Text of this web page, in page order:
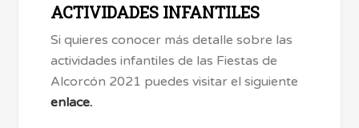
ACTIVIDADES INFANTILES
Si quieres conocer más detalle sobre las
actividades infantiles de las Fiestas de
Alcorcón 2021 puedes visitar el siguiente
enlace.